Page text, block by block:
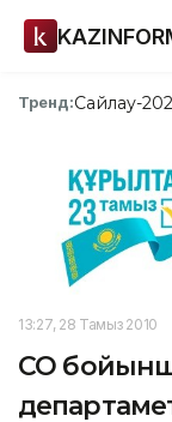
Тренд:Сайлау-
13:27, 28 Тамыз 2010
СҚО